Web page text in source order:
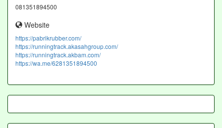
081351894500
Website
https://pabrikrubber.com/
https://runningtrack.akasahgroup.com/
https://runningtrack.akbam.com/
https://wa.me/6281351894500